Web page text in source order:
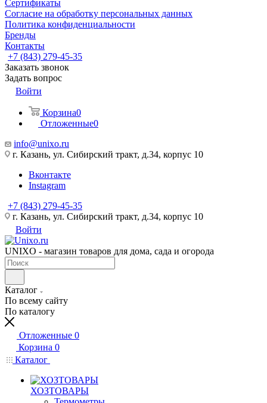
Сертификаты
Согласие на обработку персональных данных
Политика конфиденциальности
Бренды
Контакты
+7 (843) 279-45-35
Заказать звонок
Задать вопрос
Войти
Корзина0
Отложенные0
info@unixo.ru
г. Казань, ул. Сибирский тракт, д.34, корпус 10
Вконтакте
Instagram
+7 (843) 279-45-35
г. Казань, ул. Сибирский тракт, д.34, корпус 10
Войти
UNIXO - магазин товаров для дома, сада и огорода
Каталог
По всему сайту
По каталогу
Отложенные 0
Корзина 0
Каталог
ХОЗТОВАРЫ